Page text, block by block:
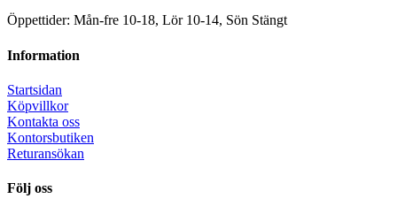
Öppettider: Mån-fre 10-18, Lör 10-14, Sön Stängt
Information
Startsidan
Köpvillkor
Kontakta oss
Kontorsbutiken
Returansökan
Följ oss